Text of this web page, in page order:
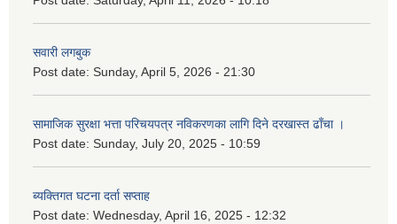
सवारी लगबुक
Post date: Sunday, April 5, 2026 - 21:30
सामाजिक सुरक्षा भत्ता परिचयपत्र नविकरणका लागि दिने दरखास्त ढाँचा ।
Post date: Sunday, July 20, 2025 - 10:59
ब्यक्तिगत घटना दर्ता सप्ताह
Post date: Wednesday, April 16, 2025 - 12:32